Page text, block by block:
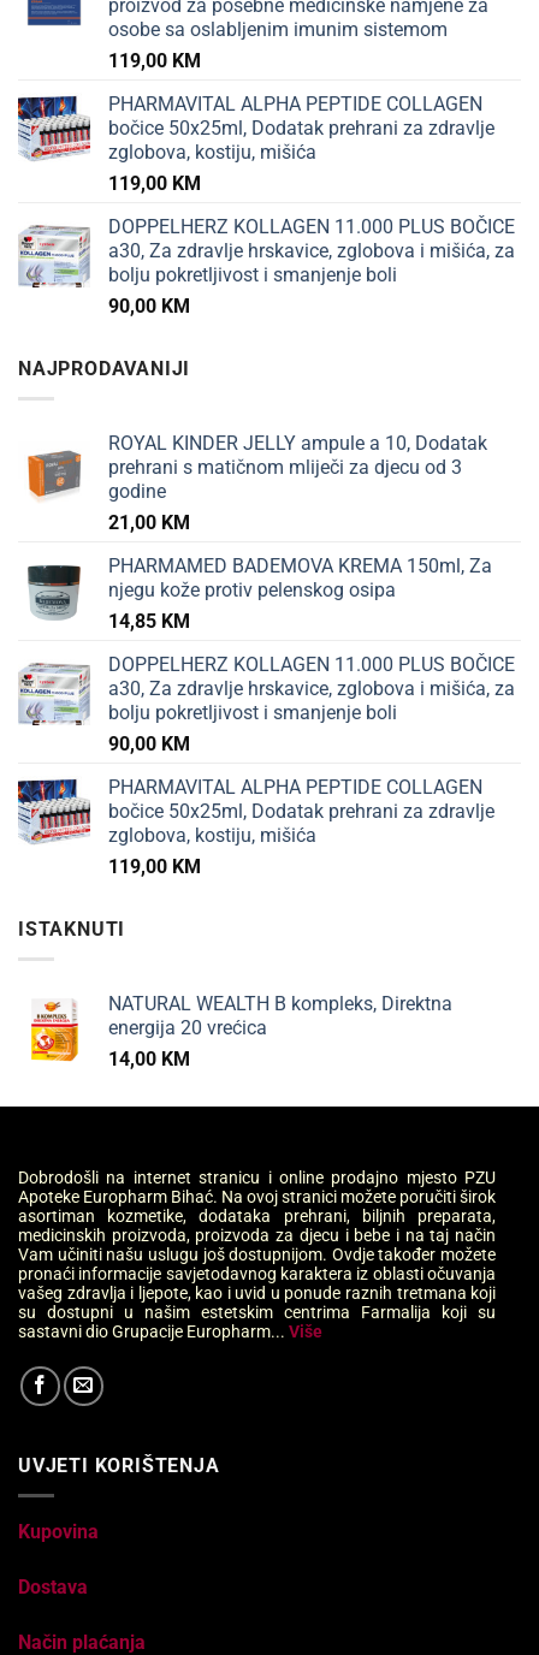
proizvod za posebne medicinske namjene za
osobe sa oslabljenim imunim sistemom
119,00 KM
PHARMAVITAL ALPHA PEPTIDE COLLAGEN
bočice 50x25ml, Dodatak prehrani za zdravlje
zglobova, kostiju, mišića
119,00 KM
DOPPELHERZ KOLLAGEN 11.000 PLUS BOČICE
a30, Za zdravlje hrskavice, zglobova i mišića, za
bolju pokretljivost i smanjenje boli
90,00 KM
NAJPRODAVANIJI
ROYAL KINDER JELLY ampule a 10, Dodatak
prehrani s matičnom mliječi za djecu od 3
godine
21,00 KM
PHARMAMED BADEMOVA KREMA 150ml, Za
njegu kože protiv pelenskog osipa
14,85 KM
DOPPELHERZ KOLLAGEN 11.000 PLUS BOČICE
a30, Za zdravlje hrskavice, zglobova i mišića, za
bolju pokretljivost i smanjenje boli
90,00 KM
PHARMAVITAL ALPHA PEPTIDE COLLAGEN
bočice 50x25ml, Dodatak prehrani za zdravlje
zglobova, kostiju, mišića
119,00 KM
ISTAKNUTI
NATURAL WEALTH B kompleks, Direktna
energija 20 vrećica
14,00 KM
Dobrodošli na internet stranicu i online prodajno mjesto PZU
Apoteke Europharm Bihać. Na ovoj stranici možete poručiti širok
asortiman kozmetike, dodataka prehrani, biljnih preparata,
medicinskih proizvoda, proizvoda za djecu i bebe i na taj način
Vam učiniti našu uslugu još dostupnijom. Ovdje također možete
pronaći informacije savjetodavnog karaktera iz oblasti očuvanja
vašeg zdravlja i ljepote, kao i uvid u ponude raznih tretmana koji
su dostupni u našim estetskim centrima Farmalija koji su
sastavni dio Grupacije Europharm... Više
UVJETI KORIŠTENJA
Kupovina
Dostava
Način plaćanja